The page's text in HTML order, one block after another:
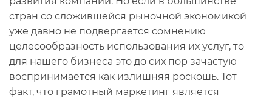
стран со сложившейся рыночной экономикой
уже давно не подвергается сомнению
целесообразность использования их услуг, то
для нашего бизнеса это до сих пор зачастую
воспринимается как излишняя роскошь. Тот
факт, что грамотный маркетинг является